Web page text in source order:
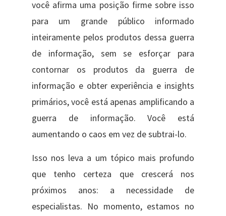
você afirma uma posição firme sobre isso
para um grande público informado
inteiramente pelos produtos dessa guerra
de informação, sem se esforçar para
contornar os produtos da guerra de
informação e obter experiência e insights
primários, você está apenas amplificando a
guerra de informação. Você está
aumentando o caos em vez de subtrai-lo.
Isso nos leva a um tópico mais profundo
que tenho certeza que crescerá nos
próximos anos: a necessidade de
especialistas. No momento, estamos no